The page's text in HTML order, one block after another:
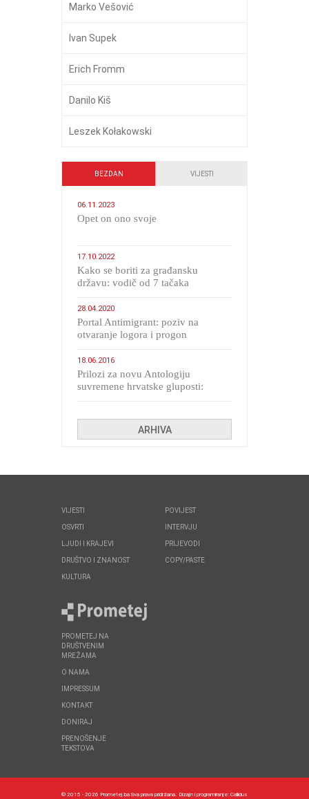
Marko Vešović
Ivan Supek
Erich Fromm
Danilo Kiš
Leszek Kołakowski
BEZDAN VIJESTI
06.11.2023
​Opet on ono svoje
17.10.2022
Kako se boriti za građansku
državu: vodič od 7 tačaka
28.04.2020
Portal Antimigrant: poziv na
otvaranje logora i progon
18.06.2016
Prilozi za novu Antologiju
suvremene hrvatske gluposti:
ARHIVA
VIJESTI
OSVRTI
LJUDI I KRAJEVI
DRUŠTVO I ZNANOST
KULTURA
POVIJEST
INTERVJU
PRIJEVODI
COPY/PASTE
PROMETEJ NA
DRUŠTVENIM
MREŽAMA
O NAMA
IMPRESSUM
KONTAKT
DONIRAJ
PRENOŠENJE
TEKSTOVA
© 2015 - 2026 Prometej.ba Sva prava pridržana. Dizajn i programiranje: Callidus